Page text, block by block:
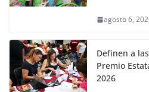
agosto 6,
Definen a
Premio
2026